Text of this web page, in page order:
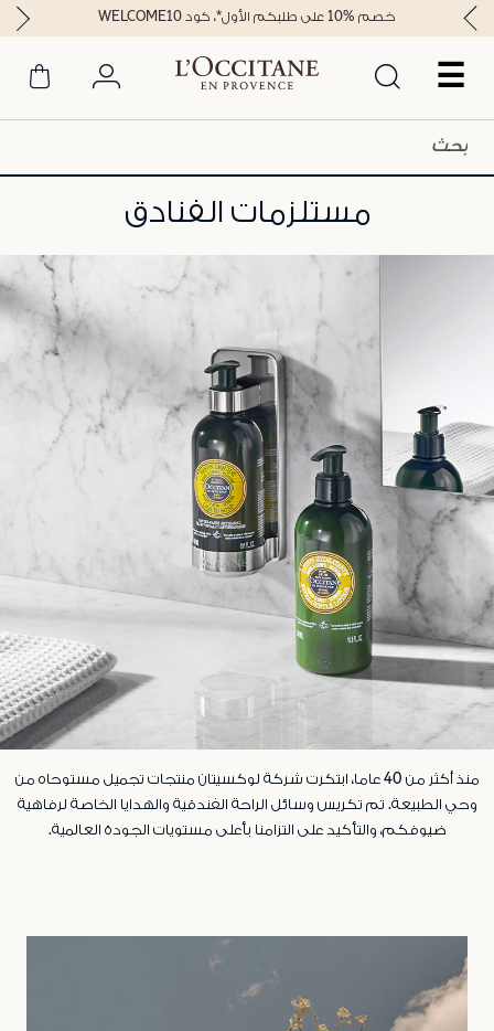
☰
خصم %10 على طلبكم الأول*، كود WELCOME10
مستلزمات الفنادق
منذ أكثر من 40 عاما، ابتكرت شركة لوكسيتان منتجات تجميل مستوحاه من
وحي الطبيعة. تم تكريس وسائل الراحة الفندقية والهدايا الخاصة لرفاهية
ضيوفكم، والتأكيد على التزامنا بأعلى مستويات الجودة العالمية.